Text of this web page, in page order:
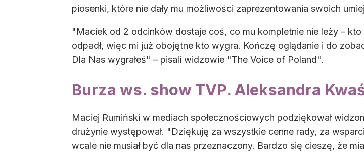
piosenki, które nie dały mu możliwości zaprezentowania swoich
"Maciek od 2 odcinków dostaje coś, co mu kompletnie nie leży –
odpadł, więc mi już obojętne kto wygra. Kończę oglądanie i do
Dla Nas wygrałeś" – pisali widzowie "The Voice of Poland".
Burza ws. show TVP. Aleksandra
Maciej Rumiński w mediach społecznościowych podziękował
drużynie występował. "Dziękuję za wszystkie cenne rady, za
wcale nie musiał być dla nas przeznaczony. Bardzo się cieszę, że